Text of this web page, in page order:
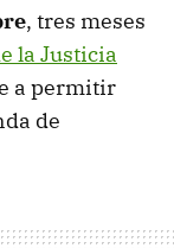
, tres meses
la Justicia
a permitir
de